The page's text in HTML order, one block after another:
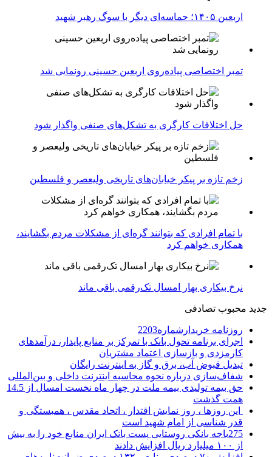
اربعین ۱۴۰۵؛ حماسه‌ای دیگر با سوگ رهبر شهید
تمبر اختصاصی پیاده‌روی اربعین حسینی رونمایی شد
حل اختلافات کارگری به تشکل‌های صنفی واگذار شود
زخم تازه بر پیکر خیابان‌های تاریخی ولیعصر و فلسطین
با تمام افرادی که بتوانند گره‌ای از مشکلات مردم بگشایند،
همکاری خواهم کرد
نرخ بیکاری بهار امسال تک‌رقمی باقی ماند
جدید محبوب تصادفی
روزنامه خریدارشماره2203
اجرای برنامه تحول بانک با تمرکز بر منابع پایدار، درآمدهای
کارمزدی و بازسازی اعتماد مشتریان
تبدیل قبوض آب، برق و گاز به اینترنت رایگان
شفاف‌سازی درباره نحوه محاسبه اینترنت داخلی و بین‌المللی
حق بیمه تولیدی بیمه ملت در چهار ماه نخست امسال از 14.5
همت گذشت
این روزها ، روز نمایش اقتدار ، اتحاد مقدس ، همبستگی و
قدر شناسی از امام شهید است
275باجه بانکی روستایی پست بانک ایران منابع خود را به بیش
از ۱۰۰ میلیارد ریال افزایش دادند